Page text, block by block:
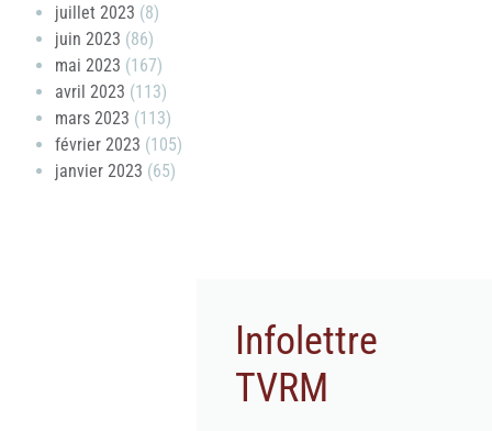
juillet 2023 (8)
juin 2023 (86)
mai 2023 (167)
avril 2023 (113)
mars 2023 (113)
février 2023 (105)
janvier 2023 (65)
Infolettre
TVRM